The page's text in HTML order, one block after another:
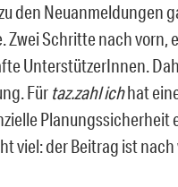
den Neuanmeldungen
Zwei Schritte nach vorn,
UnterstützerInnen.
Für taz.zahl ichhat
Planungssicherheit
viel: der Beitrag ist